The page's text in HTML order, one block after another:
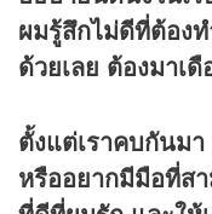
ผมรู้สึกไม่ดีที่ต้อง
ด้วยเลย ต้องมาเ
ตั้งแต่เราคบกันม
หรืออยากมีมือที่ส